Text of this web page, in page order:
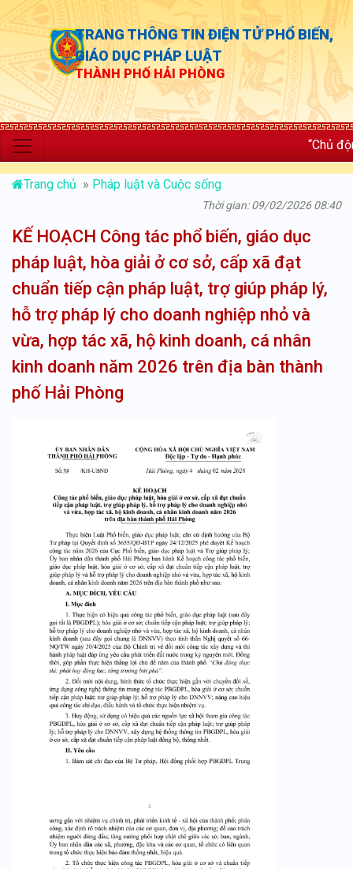
TRANG THÔNG TIN ĐIỆN TỬ PHỔ BIẾN,
GIÁO DỤC PHÁP LUẬT
THÀNH PHỐ HẢI PHÒNG
“Chủ động thực
Trang chủ » Pháp luật và Cuộc sống
Thời gian: 09/02/2026 08:40
KẾ HOẠCH Công tác phổ biến, giáo dục
pháp luật, hòa giải ở cơ sở, cấp xã đạt
chuẩn tiếp cận pháp luật, trợ giúp pháp lý,
hỗ trợ pháp lý cho doanh nghiệp nhỏ và
vừa, hợp tác xã, hộ kinh doanh, cá nhân
kinh doanh năm 2026 trên địa bàn thành
phố Hải Phòng